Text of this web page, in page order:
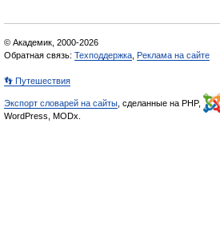
© Академик, 2000-2026
Обратная связь: Техподдержка Реклама на сайте
👣 Путешествия
Экспорт словарей на сайты , сделанные на PHP,
WordPress, MODx.